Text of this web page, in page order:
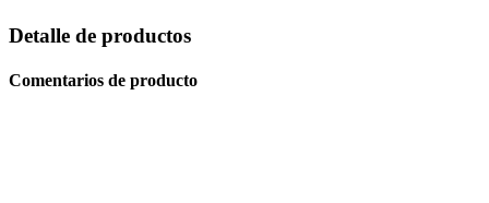
Detalle de productos
Comentarios de producto